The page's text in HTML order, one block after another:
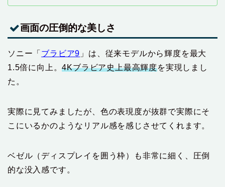
画面の圧倒的な美しさ
ソニー「 ブラビア9 」は、従来モデルから輝度を最大
1.5倍に向上。4Kブラビア史上最高輝度を実現しまし
た。
実際に見てみましたが、色の表現度が抜群で実際にそ
こにいるかのようなリアル感を感じさせてくれます。
ベゼル（ディスプレイを囲う枠）も非常に細く、圧倒
的な没入感です。